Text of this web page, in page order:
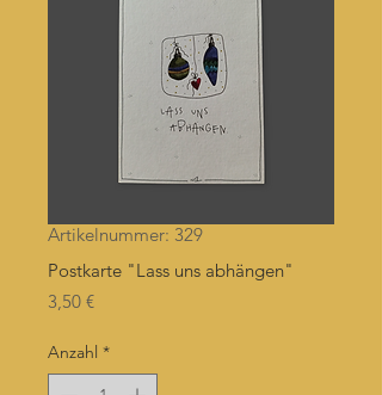
Artikelnummer: 329
Postkarte "Lass uns abhängen"
3,50 €Preis
Anzahl *